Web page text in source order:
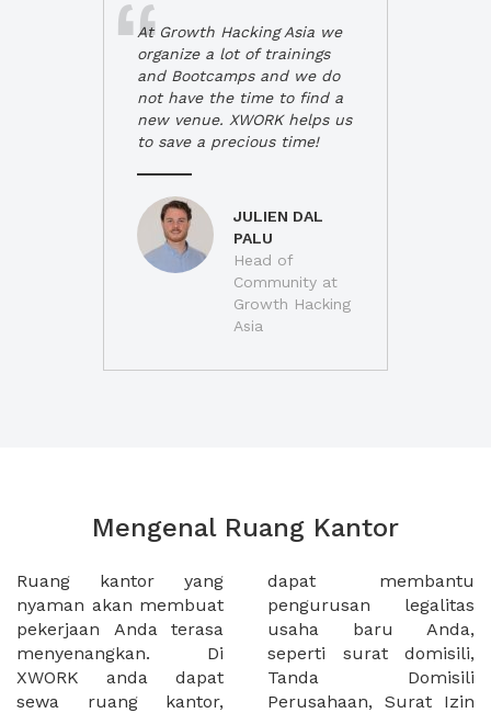
At Growth Hacking Asia we
organize a lot of trainings
and Bootcamps and we do
not have the time to find a
new venue. XWORK helps us
to save a precious time!
JULIEN DAL
PALU
Head of
Community at
Growth Hacking
Asia
Mengenal Ruang Kantor
Ruang kantor yang
nyaman akan membuat
pekerjaan Anda terasa
menyenangkan. Di
XWORK anda dapat
sewa ruang kantor,
dapat membantu
pengurusan legalitas
usaha baru Anda,
seperti surat domisili,
Tanda Domisili
Perusahaan, Surat Izin